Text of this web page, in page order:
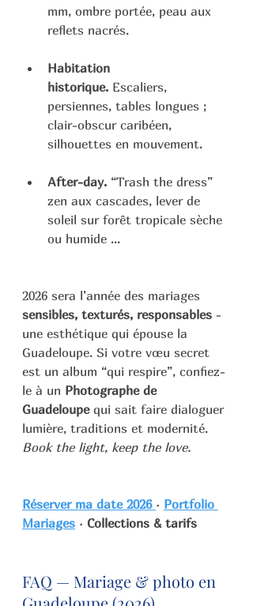
mm, ombre portée, peau aux
reflets nacrés.
Habitation
historique. Escaliers,
persiennes, tables longues ;
clair-obscur caribéen,
silhouettes en mouvement.
After-day. “Trash the dress”
zen aux cascades, lever de
soleil sur forêt tropicale sèche
ou humide ...
2026 sera l’année des mariages
sensibles, texturés, responsables -
une esthétique qui épouse la
Guadeloupe. Si votre vœu secret
est un album “qui respire”, confiez-
le à un Photographe de
Guadeloupe qui sait faire dialoguer
lumière, traditions et modernité.
Book the light, keep the love.
Réserver ma date 2026 · Portfolio
Mariages · Collections & tarifs
FAQ — Mariage & photo en